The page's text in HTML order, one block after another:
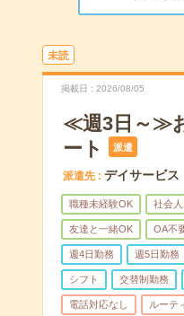
未読
掲載日 2026/08/05
≪週3日～≫
ート
派遣
派遣先 デイサービ
職種未経験OK 社会
友達と一緒OK OA不
週4日勤務 週5日勤務
シフト 交替制勤務
電話対応なし ルーテ